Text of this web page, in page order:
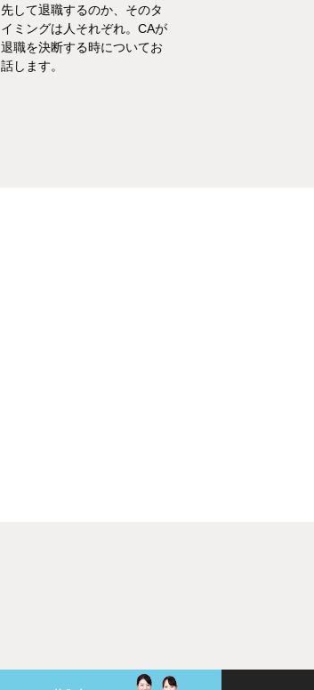
先して退職するのか、そのタ
イミングは人それぞれ。CAが
退職を決断する時についてお
話します。